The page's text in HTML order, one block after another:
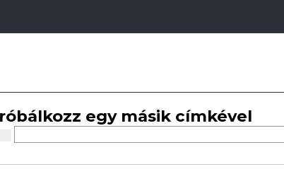
egy másik címkével